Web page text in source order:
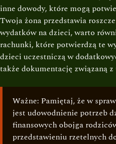
inne dowody, które mogą
Twoja żona przedstawia
wydatków na dzieci, warto
rachunki, które potwierdzą te
dzieci uczestniczą w
także dokumentację związaną
Ważne: Pamiętaj, że w
jest udowodnienie potrzeb
finansowych obojga
przedstawieniu rzetelnych